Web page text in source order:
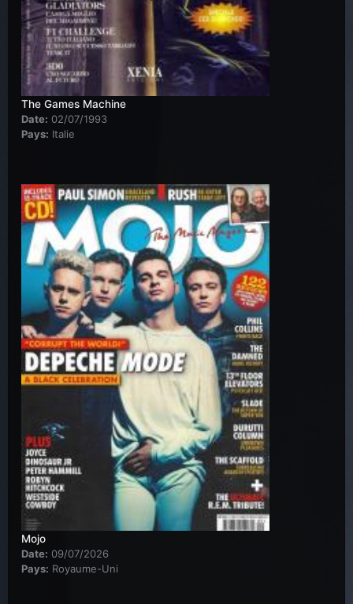
The Games Machine
Date: 02/07/1993
Pays: Italie
Mojo
Date: 09/07/2026
Pays: Royaume-Uni